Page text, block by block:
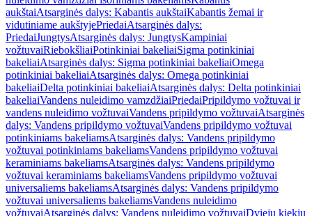
aukštaiAtsarginės dalys: Kabantis aukštaiKabantis žemai ir
vidutiniame aukštyjePriedaiAtsarginės dalys:
PriedaiJungtysAtsarginės dalys: JungtysKampiniai
vožtuvaiRiebokšliaiPotinkiniai bakeliaiSigma potinkiniai
bakeliaiAtsarginės dalys: Sigma potinkiniai bakeliaiOmega
potinkiniai bakeliaiAtsarginės dalys: Omega potinkiniai
bakeliaiDelta potinkiniai bakeliaiAtsarginės dalys: Delta potinkiniai
bakeliaiVandens nuleidimo vamzdžiaiPriedaiPripildymo vožtuvai ir
vandens nuleidimo vožtuvaiVandens pripildymo vožtuvaiAtsarginės
dalys: Vandens pripildymo vožtuvaiVandens pripildymo vožtuvai
potinkiniams bakeliamsAtsarginės dalys: Vandens pripildymo
vožtuvai potinkiniams bakeliamsVandens pripildymo vožtuvai
keraminiams bakeliamsAtsarginės dalys: Vandens pripildymo
vožtuvai keraminiams bakeliamsVandens pripildymo vožtuvai
universaliems bakeliamsAtsarginės dalys: Vandens pripildymo
vožtuvai universaliems bakeliamsVandens nuleidimo
vožtuvaiAtsarginės dalys: Vandens nuleidimo vožtuvaiDviejų kiekių